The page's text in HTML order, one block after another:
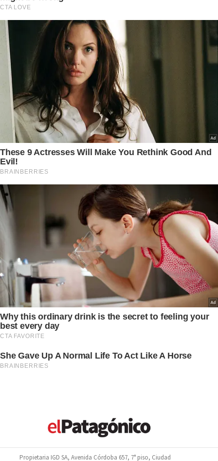
Propietaria IGD SA, Avenida Córdoba 657, 7° piso, Ciudad